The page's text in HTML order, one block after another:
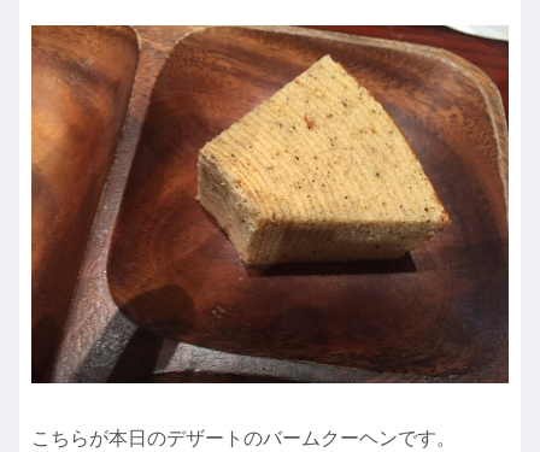
こちらが本日のデザートのバームクーヘンです。